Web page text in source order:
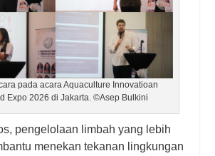
pada acara Aquaculture Innovatioan
Expo 2026 di Jakarta. ©Asep Bulkini
pengelolaan limbah yang lebih
menekan tekanan lingkungan